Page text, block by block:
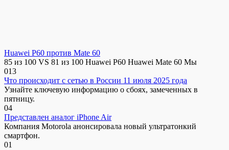
Huawei P60 против Mate 60
85 из 100 VS 81 из 100 Huawei P60 Huawei Mate 60 Мы
013
Что происходит с сетью в России 11 июля 2025 года
Узнайте ключевую информацию о сбоях, замеченных в
пятницу.
04
Представлен аналог iPhone Air
Компания Motorola анонсировала новый ультратонкий
смартфон.
01